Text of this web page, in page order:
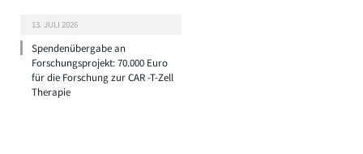
13. JULI 2026
Spendenübergabe an
Forschungsprojekt: 70.000 Euro
für die Forschung zur CAR -T-Zell
Therapie